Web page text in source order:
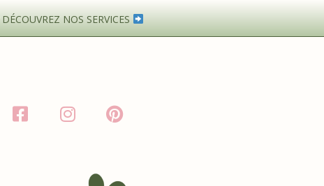
DÉCOUVREZ NOS SERVICES